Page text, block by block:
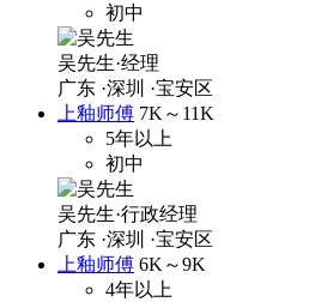
初中
吴先生·经理
广东 ·深圳 ·宝安区
上釉师傅 7K～11K
5年以上
初中
吴先生·行政经理
广东 ·深圳 ·宝安区
上釉师傅 6K～9K
4年以上